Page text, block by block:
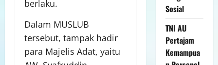
berlaku.
Dalam MUSLUB
tersebut, tampak hadir
para Majelis Adat, yaitu
Sosial
TNI AU
Pertajam
Kemampua